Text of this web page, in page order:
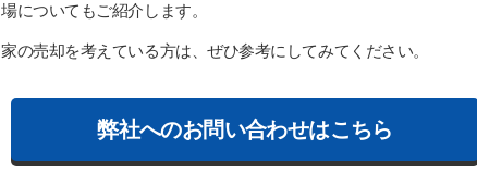
場についてもご紹介します。
家の売却を考えている方は、ぜひ参考にしてみてください。
弊社へのお問い合わせはこちら